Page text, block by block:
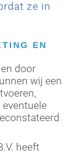
ze in
EN
door
wij een
heeft